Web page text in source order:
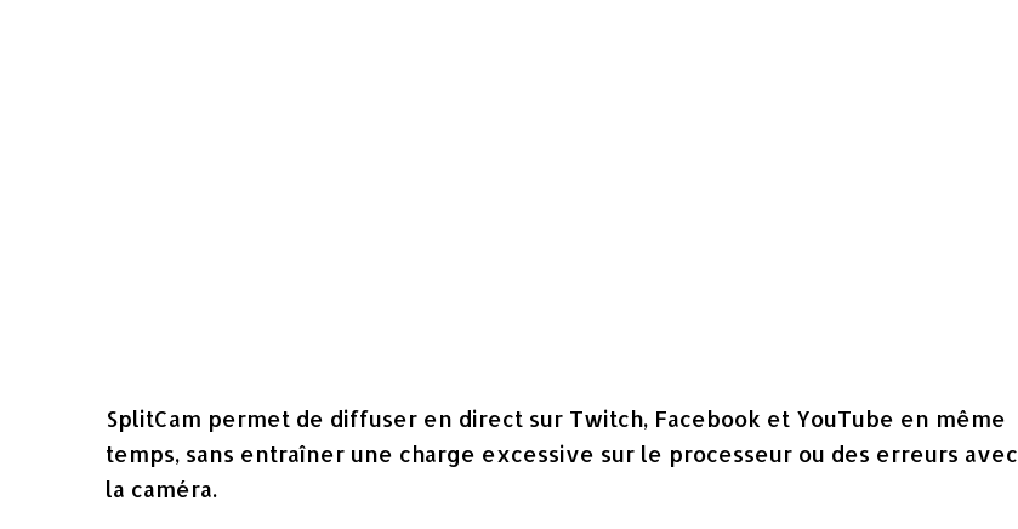
SplitCam permet de diffuser en direct sur Twitch, Facebook et YouTube en même
temps, sans entraîner une charge excessive sur le processeur ou des erreurs avec
la caméra.